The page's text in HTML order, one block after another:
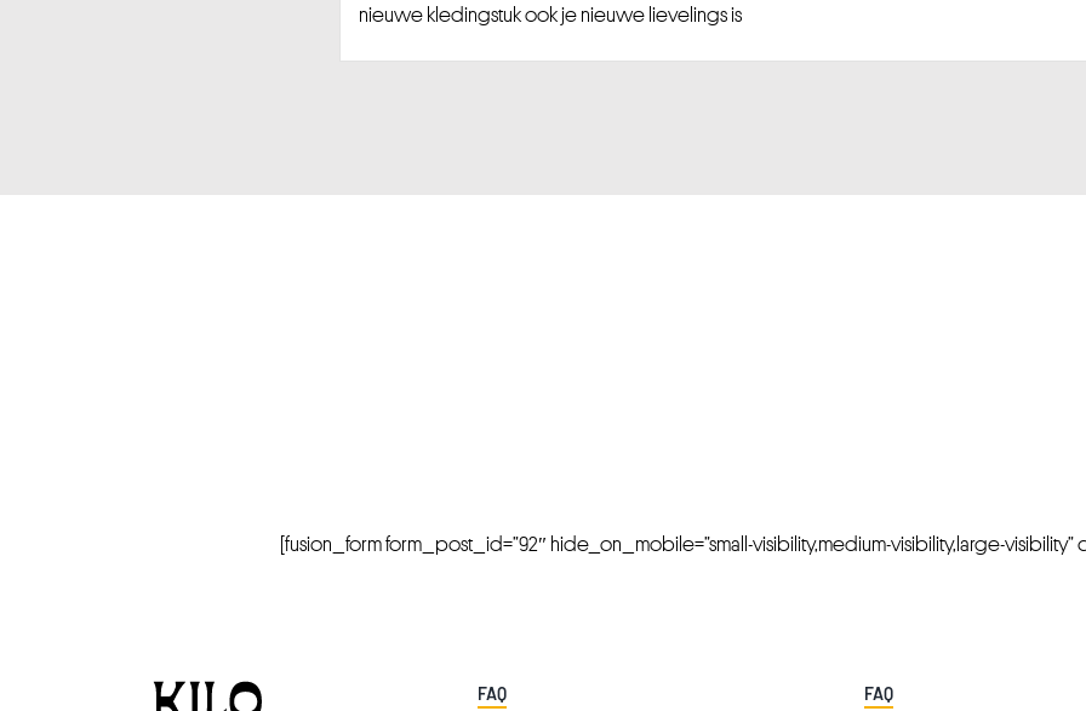
nieuwe kledingstuk ook je nieuwe lievelings is
[fusion_form form_post_id=”92″ hide_on_mobile=”small-visibility,medium-visibility,large-visibility”
FAQ FAQ